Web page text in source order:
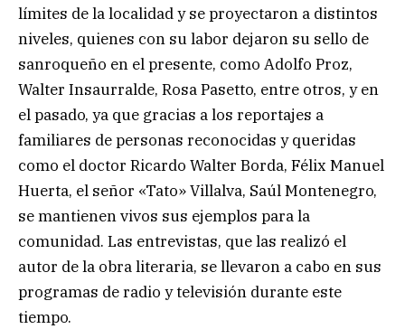
límites de la localidad y se proyectaron a distintos
niveles, quienes con su labor dejaron su sello de
sanroqueño en el presente, como Adolfo Proz,
Walter Insaurralde, Rosa Pasetto, entre otros, y en
el pasado, ya que gracias a los reportajes a
familiares de personas reconocidas y queridas
como el doctor Ricardo Walter Borda, Félix Manuel
Huerta, el señor «Tato» Villalva, Saúl Montenegro,
se mantienen vivos sus ejemplos para la
comunidad. Las entrevistas, que las realizó el
autor de la obra literaria, se llevaron a cabo en sus
programas de radio y televisión durante este
tiempo.